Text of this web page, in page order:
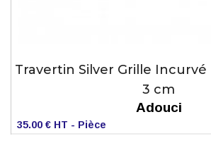
Travertin Silver Grille Incurvé
3 cm
Adouci
35.00 € HT - Pièce